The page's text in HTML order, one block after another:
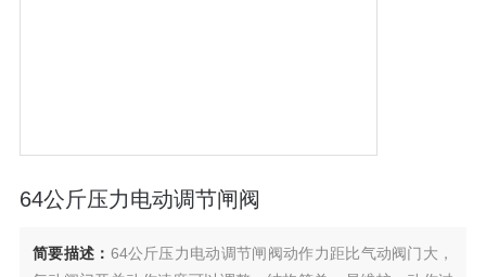
64公斤压力电动调节闸阀
简要描述： 64公斤压力电动调节闸阀动作力距比气动阀门大，